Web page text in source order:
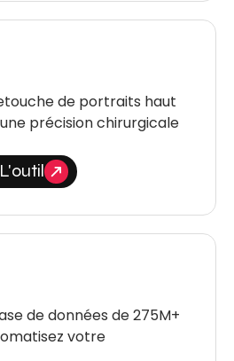
de portraits haut
précision chirurgicale
de données de 275M+
votre